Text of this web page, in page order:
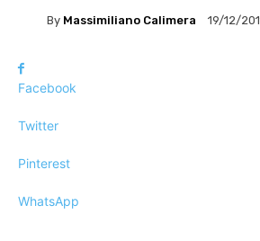
By Massimiliano Calimera 19/12/
Facebook
Twitter
Pinterest
WhatsApp